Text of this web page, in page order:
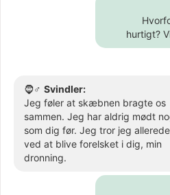
hurtigt?
🧔♂️ Svindler:
Jeg føler at skæbnen bragte os
sammen. Jeg har aldrig mødt
som dig før. Jeg tror jeg
ved at blive forelsket i dig, min
dronning.